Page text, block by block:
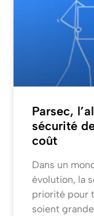
Parsec,
sécurité
coût
Dans un
évolution, la
priorité pour
soient